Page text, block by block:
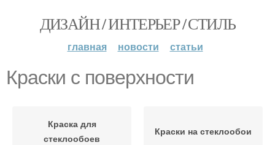
ДИЗАЙН / ИНТЕРЬЕР / СТИЛЬ
главная новости статьи
Краски с поверхности
Краска для
стеклообоев
Краски на стеклообои